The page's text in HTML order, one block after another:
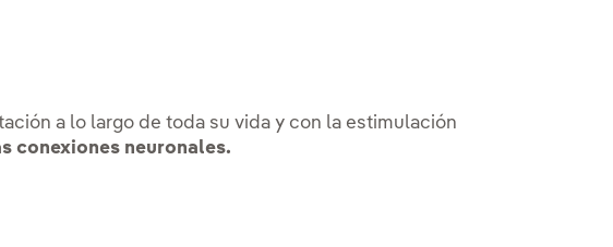
a lo largo de toda su vida y con la estimulación
conexiones neuronales.